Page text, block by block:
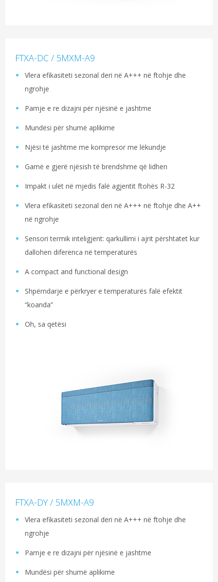
FTXA-DC / 5MXM-A9
Vlera efikasiteti sezonal deri në A+++ në ftohje dhe
ngrohje
Pamje e re dizajni për njësinë e jashtme
Mundësi për shumë aplikime
Njësi të jashtme me kompresor me lëkundje
Gamë e gjerë njësish të brendshme që lidhen
Impakt i ulët në mjedis falë agjentit ftohës R-32
Vlera efikasiteti sezonal deri në A+++ në ftohje dhe A++
në ngrohje
Sensori termik inteligjent: qarkullimi i ajrit përshtatet kur
dallohen diferenca në temperaturës
A compact and functional design
Shpërndarje e përkryer e temperaturës falë efektit
“koanda”
Oh, sa qetësi
FTXA-DY / 5MXM-A9
Vlera efikasiteti sezonal deri në A+++ në ftohje dhe
ngrohje
Pamje e re dizajni për njësinë e jashtme
Mundësi për shumë aplikime